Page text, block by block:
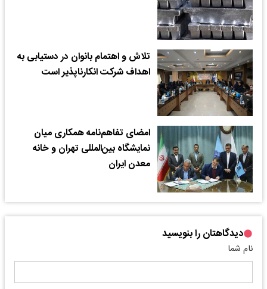
تلاش و اهتمام بانوان در دستیابی به
اهداف شرکت انکارناپذیر است
امضای تفاهم‌نامه همکاری میان
نمایشگاه بین‌المللی تهران و خانه
معدن ایران
دیدگاهتان را بنویسید
نام شما